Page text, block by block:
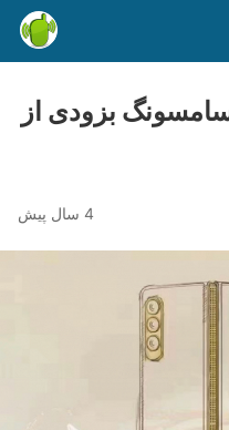
رم سامسونگ بزودی از
4 سال پیش